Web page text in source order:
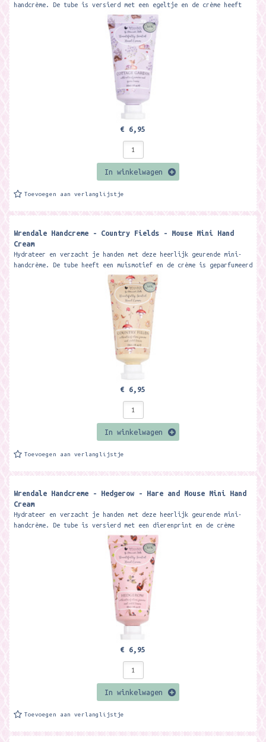
handcrème. De tube is versierd met een egeltje en de crème heeft
€ 6,95
In winkelwagen
Toevoegen aan verlanglijstje
Wrendale Handcreme - Country Fields - Mouse Mini Hand
Cream
Hydrateer en verzacht je handen met deze heerlijk geurende mini-
handcrème. De tube heeft een muismotief en de crème is geparfumeerd
€ 6,95
In winkelwagen
Toevoegen aan verlanglijstje
Wrendale Handcreme - Hedgerow - Hare and Mouse Mini Hand
Cream
Hydrateer en verzacht je handen met deze heerlijk geurende mini-
handcrème. De tube is versierd met een dierenprint en de crème
€ 6,95
In winkelwagen
Toevoegen aan verlanglijstje